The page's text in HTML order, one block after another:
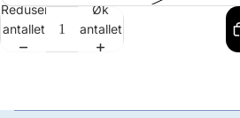
Reduser
antallet
Øk
antallet